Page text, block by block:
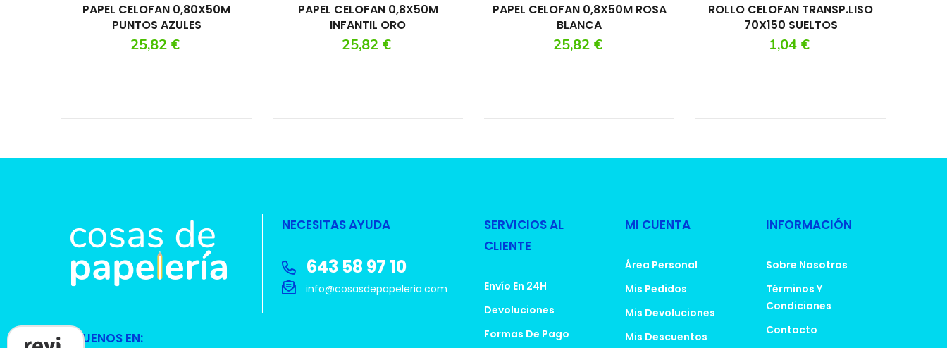
PAPEL CELOFAN 0,80X50M
PUNTOS AZULES
25,82 €
PAPEL CELOFAN 0,8X50M
INFANTIL ORO
25,82 €
PAPEL CELOFAN 0,8X50M ROSA
BLANCA
25,82 €
ROLLO CELOFAN TRANSP.LISO
70X150 SUELTOS
1,04 €
SÍGUENOS EN:
NECESITAS AYUDA
643 58 97 10
info@cosasdepapeleria.com
SERVICIOS AL
CLIENTE
Envío En 24H
Devoluciones
Formas De Pago
MI CUENTA
Área Personal
Mis Pedidos
Mis Devoluciones
Mis Descuentos
INFORMACIÓN
Sobre Nosotros
Términos Y
Condiciones
Contacto